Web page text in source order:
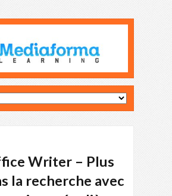
Writer – Plus
la recherche avec